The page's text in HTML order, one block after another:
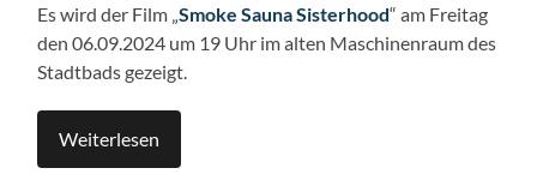
Es wird der Film „Smoke Sauna Sisterhood“ am Freitag
den 06.09.2024 um 19 Uhr im alten Maschinenraum des
Stadtbads gezeigt.
Weiterlesen